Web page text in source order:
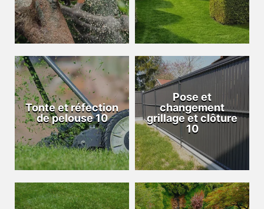
Tonte et réfection
de pelouse 10
Pose et
changement
grillage et clôture
10